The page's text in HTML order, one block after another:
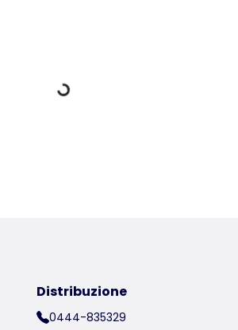
Dati di carico
50
Distribuzione
0444-835329